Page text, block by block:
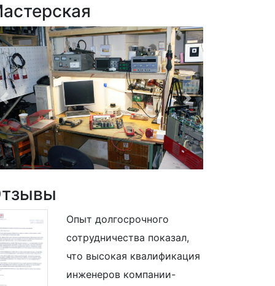
Опыт долгосрочного
сотрудничества показал,
что высокая квалификация
инженеров компании-